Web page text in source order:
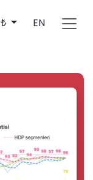
₺ EN